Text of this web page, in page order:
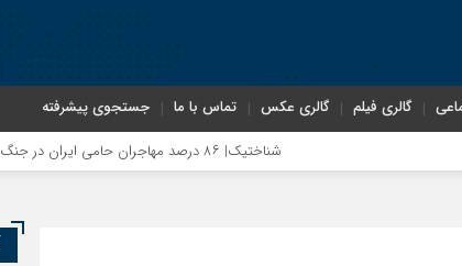
گالری فیلم گالری عکس تماس با ما جستجوی پیشرفته